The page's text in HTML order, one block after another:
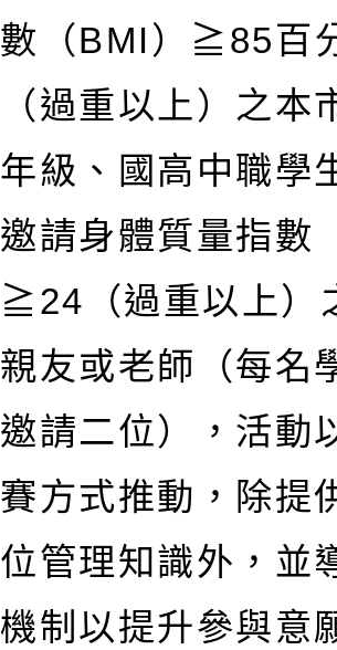
數（BMI）≧85百
（過重以上）之本
年級、國高中職學
邀請身體質量指數
≧24（過重以上）
親友或老師（每名
邀請二位），活動
賽方式推動，除提
位管理知識外，並
機制以提升參與意